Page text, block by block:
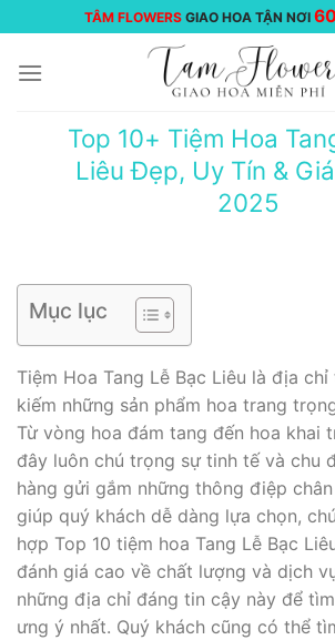
đến
nội
TÂM FLOWERS GIAO HOA TẬN NƠI 60
Top 10+ Tiệm Hoa
Liêu Đẹp, Uy Tín &
2025
Mục lục
Tiệm Hoa Tang Lễ Bạc Liêu là địa
kiếm những sản phẩm hoa trang
Từ vòng hoa đám tang đến hoa khai
đây luôn chú trọng sự tinh tế và chu
hàng gửi gắm những thông điệp
giúp quý khách dễ dàng lựa chọn,
hợp Top 10 tiệm hoa Tang Lễ Bạc
đánh giá cao về chất lượng và dịch
những địa chỉ đáng tin cậy này để
ưng ý nhất. Quý khách cũng có thể